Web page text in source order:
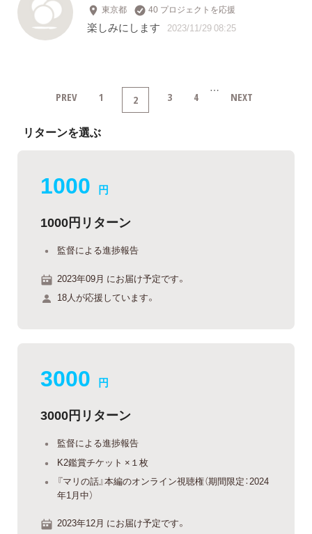
東京都 40 プロジェクトを応援
楽しみにします 2023/11/29 08:25
PREV 1 2 3 4 … NEXT
リターンを選ぶ
1000 円
1000円リターン
監督による進捗報告
2023年09月 にお届け予定です。
18人が応援しています。
3000 円
3000円リターン
監督による進捗報告
K2鑑賞チケット ×１枚
『マリの話』本編のオンライン視聴権（期間限定：2024
年1月中）
2023年12月 にお届け予定です。